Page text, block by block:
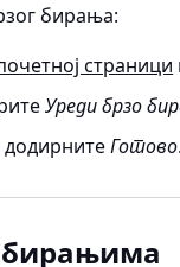
бирања:
страници
Уреди брзо
додирнитеГотово.